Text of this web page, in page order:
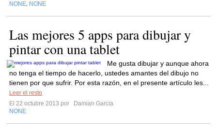
NONE NONE
Las mejores 5 apps para dibujar y
pintar con una tablet
Me gusta dibujar y aunque ahora
no tenga el tiempo de hacerlo, ustedes amantes del dibujo no
tienen por que sufrir. Por esta razón, en el presente artículo les...
Leer el resto
El 22 octubre 2013 por
Damian Garcia
NONE